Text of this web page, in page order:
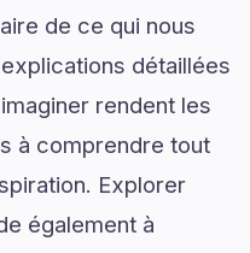
de ce qui nous
détaillées
rendent les
à comprendre tout
Explorer
également à